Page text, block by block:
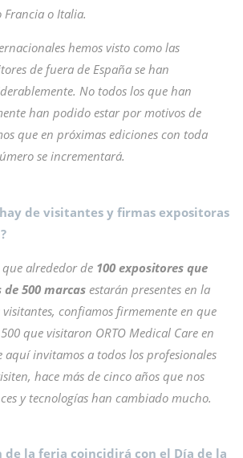
Francia o Italia.
hemos visto como las
de fuera de España se han
No todos los que han
han podido estar por motivos de
que en próximas ediciones con toda
se incrementará.
de visitantes y firmas expositoras
alrededor de 100 expositores que
500 marcas estarán presentes en la
visitantes, confiamos firmemente en que
que visitaron ORTO Medical Care en
aquí invitamos a todos los profesionales
hace más de cinco años que nos
y tecnologías han cambiado mucho.
de la feria coincidirá con el Día de la